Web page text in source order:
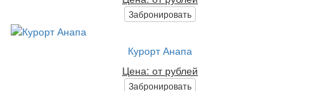
Забронировать
Курорт Анапа
Цена: от рублей
Забронировать